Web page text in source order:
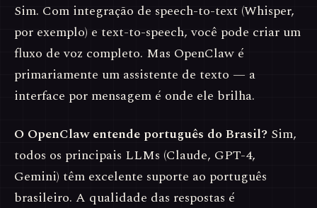
Sim. Com integração de speech-to-text (Whisper,
por exemplo) e text-to-speech, você pode criar um
fluxo de voz completo. Mas OpenClaw é
primariamente um assistente de texto — a
interface por mensagem é onde ele brilha.
O OpenClaw entende português do Brasil? Sim,
todos os principais LLMs (Claude, GPT-4,
Gemini) têm excelente suporte ao português
brasileiro. A qualidade das respostas é